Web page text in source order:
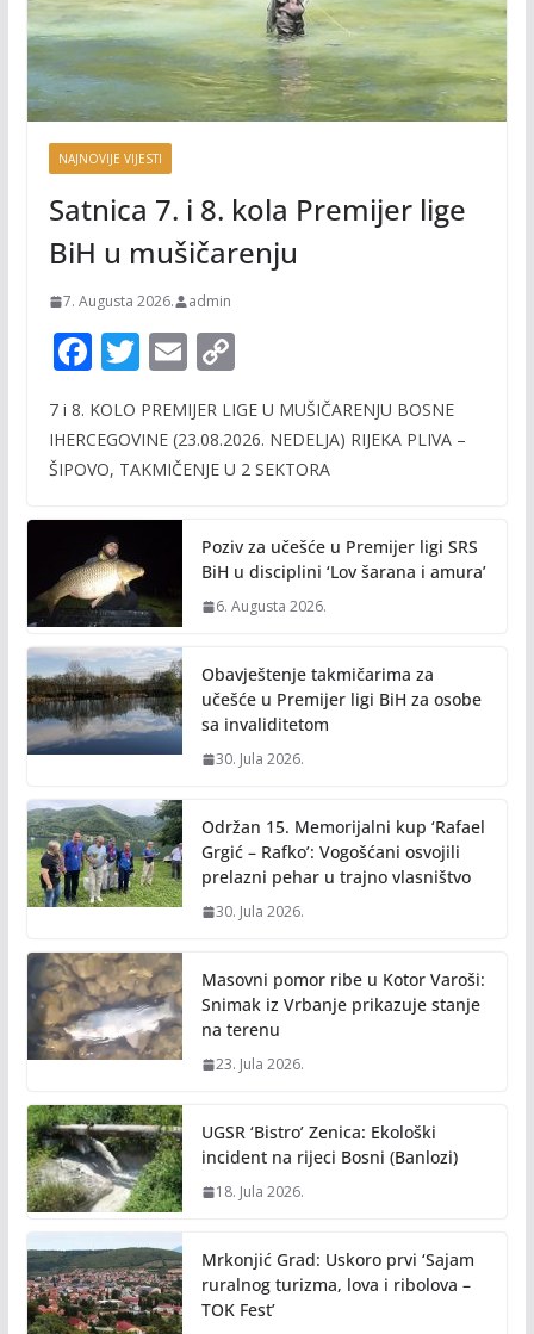
NAJNOVIJE VIJESTI
Satnica 7. i 8. kola Premijer lige
BiH u mušičarenju
7. Augusta 2026. admin
F
e
b
o
k
T
itt
er
E
ai
l
C
p
y
n
k
7 i 8. KOLO PREMIJER LIGE U MUŠIČARENJU BOSNE
IHERCEGOVINE (23.08.2026. NEDELJA) RIJEKA PLIVA –
ŠIPOVO, TAKMIČENJE U 2 SEKTORA
Poziv za učešće u Premijer ligi SRS
BiH u disciplini ‘Lov šarana i amura’
6. Augusta 2026.
Obavještenje takmičarima za
učešće u Premijer ligi BiH za osobe
sa invaliditetom
30. Jula 2026.
Održan 15. Memorijalni kup ‘Rafael
Grgić – Rafko’: Vogošćani osvojili
prelazni pehar u trajno vlasništvo
30. Jula 2026.
Masovni pomor ribe u Kotor Varoši:
Snimak iz Vrbanje prikazuje stanje
na terenu
23. Jula 2026.
UGSR ‘Bistro’ Zenica: Ekološki
incident na rijeci Bosni (Banlozi)
18. Jula 2026.
Mrkonjić Grad: Uskoro prvi ‘Sajam
ruralnog turizma, lova i ribolova –
TOK Fest’